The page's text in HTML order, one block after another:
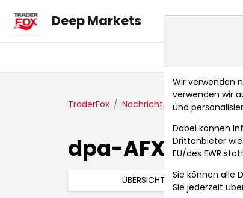
Deep Markets
TraderFox Nachrichten dpa-AFX
dpa-AFX
ÜBERSICHT
Wir verwenden
verwenden wir
und
Dabei können
Drittanbieter
EU/des EWR
Sie können alle
Sie jederzeit